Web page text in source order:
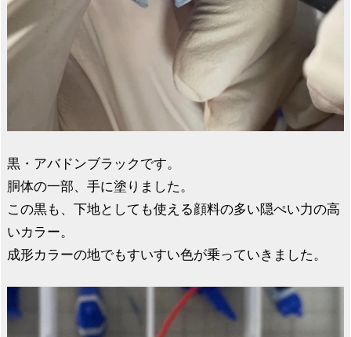
黒・アバドンブラックです。
胴体の一部、手に塗りました。
この黒も、下地としても使える顔料の多い隠ぺい力の高
いカラー。
成形カラーの地でもすいすい色が乗っていきました。